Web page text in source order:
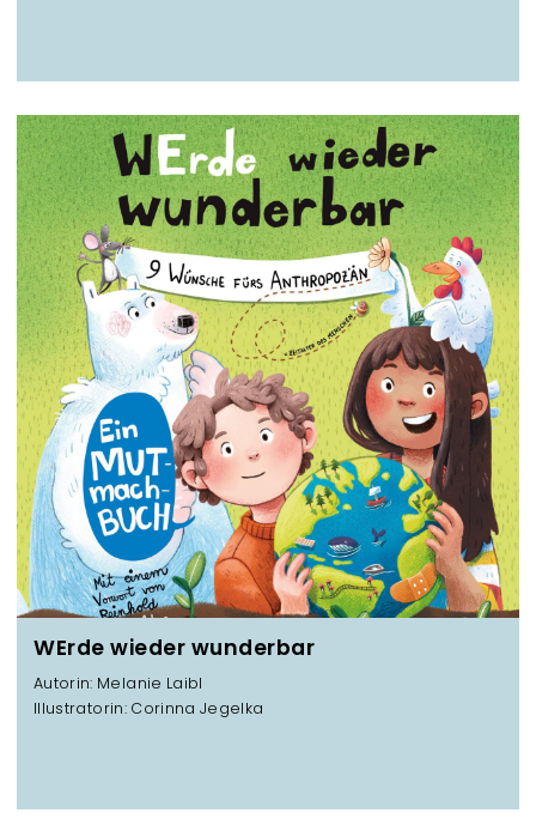
WErde wieder wunderbar
Autorin: Melanie Laibl
Illustratorin: Corinna Jegelka